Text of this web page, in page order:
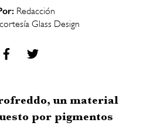
Redacción
cortesía Glass Design
un material
por pigmentos